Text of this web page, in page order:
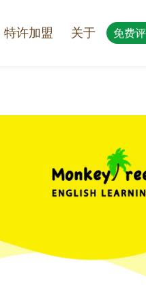
特许加盟 关于 免费